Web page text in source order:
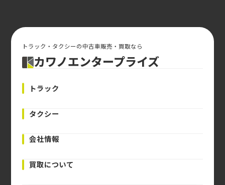
トラック・タクシーの中古車販売・買取なら
カワノエンタープライズ
トラック
タクシー
会社情報
買取について